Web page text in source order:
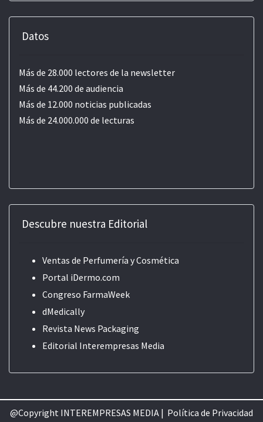
Datos
Más de 28.000 lectores de la newsletter
Más de 44.200 de audiencia
Más de 12.000 noticias publicadas
Más de 24.000.000 de lecturas
Descubre nuestra Editorial
Ventas de Perfumería y Cosmética
Portal iDermo.com
Congreso FarmaWeek
dMedically
Revista News Packaging
Editorial Interempresas Media
@Copyright INTEREMPRESAS MEDIA | Política de Privacidad